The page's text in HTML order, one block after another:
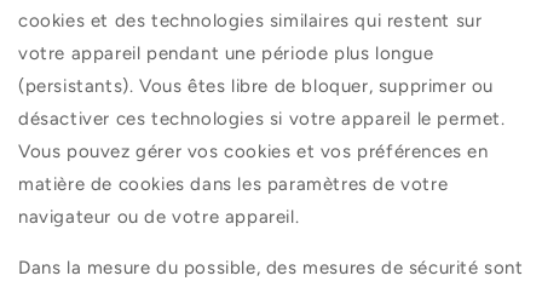
cookies et des technologies similaires qui restent sur
votre appareil pendant une période plus longue
(persistants). Vous êtes libre de bloquer, supprimer ou
désactiver ces technologies si votre appareil le permet.
Vous pouvez gérer vos cookies et vos préférences en
matière de cookies dans les paramètres de votre
navigateur ou de votre appareil.
Dans la mesure du possible, des mesures de sécurité sont